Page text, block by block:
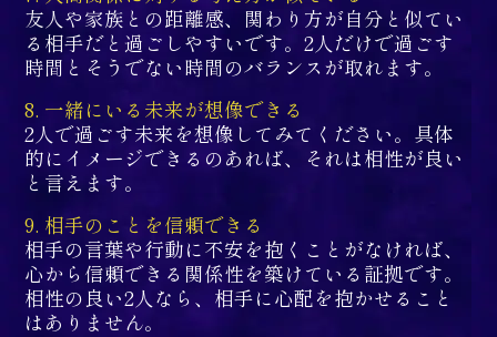
友人や家族との距離感、関わり方が自分と似てい
る相手だと過ごしやすいです。2人だけで過ごす
時間とそうでない時間のバランスが取れます。
8. 一緒にいる未来が想像できる
2人で過ごす未来を想像してみてください。具体
的にイメージできるのあれば、それは相性が良い
と言えます。
9. 相手のことを信頼できる
相手の言葉や行動に不安を抱くことがなければ、
心から信頼できる関係性を築けている証拠です。
相性の良い2人なら、相手に心配を抱かせること
はありません。